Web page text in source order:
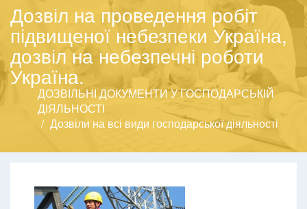
Дозвіл на проведення робіт
підвищеної небезпеки Україна,
дозвіл на небезпечні роботи
Україна.
ДОЗВІЛЬНІ ДОКУМЕНТИ У ГОСПОДАРСЬКІЙ
ДІЯЛЬНОСТІ
Дозвіли на всі види господарської діяльності